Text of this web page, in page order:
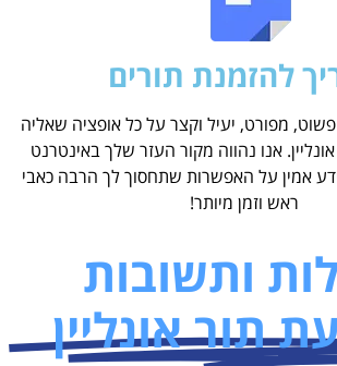
להזמנת תורים
מפורט, יעיל וקצר על כל אופציה שאליה
אונליין. אנו נהווה מקור העזר שלך באינטרנט
אמין על האפשרות שתחסוך לך הרבה כאבי
ראש וזמן מיותר!
ותשובות
תור אונליין